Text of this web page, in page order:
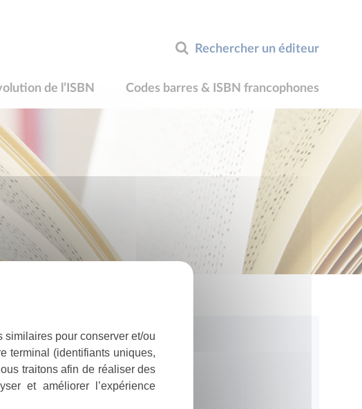
Rechercher un éditeur
de l’ISBN Codes barres & ISBN francophones
pour conserver et/ou
terminal (identifiants uniques,
traitons afin de réaliser des
et améliorer l’expérience